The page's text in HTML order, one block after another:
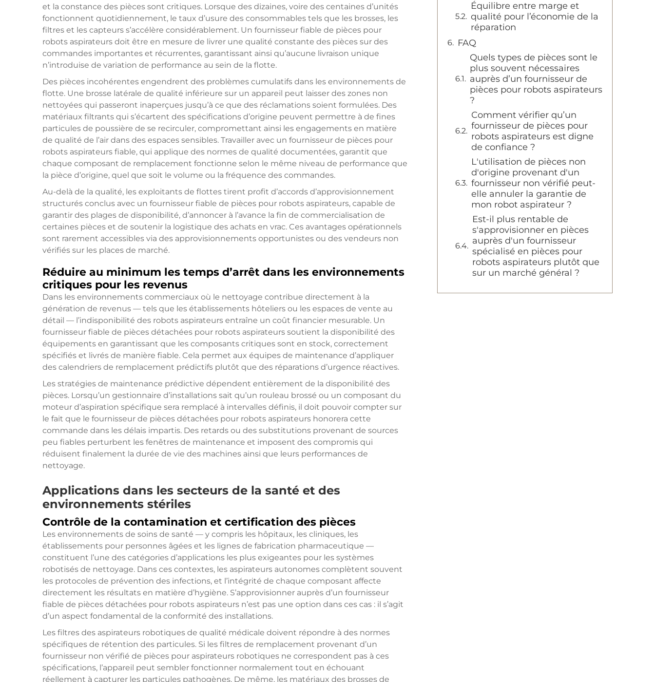
et la constance des pièces sont critiques. Lorsque des dizaines, voire des centaines d’unités
fonctionnent quotidiennement, le taux d’usure des consommables tels que les brosses, les
filtres et les capteurs s’accélère considérablement. Un fournisseur fiable de pièces pour
robots aspirateurs doit être en mesure de livrer une qualité constante des pièces sur des
commandes importantes et récurrentes, garantissant ainsi qu’aucune livraison unique
n’introduise de variation de performance au sein de la flotte.
Des pièces incohérentes engendrent des problèmes cumulatifs dans les environnements de
flotte. Une brosse latérale de qualité inférieure sur un appareil peut laisser des zones non
nettoyées qui passeront inaperçues jusqu’à ce que des réclamations soient formulées. Des
matériaux filtrants qui s’écartent des spécifications d’origine peuvent permettre à de fines
particules de poussière de se recirculer, compromettant ainsi les engagements en matière
de qualité de l’air dans des espaces sensibles. Travailler avec un fournisseur de pièces pour
robots aspirateurs fiable, qui applique des normes de qualité documentées, garantit que
chaque composant de remplacement fonctionne selon le même niveau de performance que
la pièce d’origine, quel que soit le volume ou la fréquence des commandes.
Au-delà de la qualité, les exploitants de flottes tirent profit d’accords d’approvisionnement
structurés conclus avec un fournisseur fiable de pièces pour robots aspirateurs, capable de
garantir des plages de disponibilité, d’annoncer à l’avance la fin de commercialisation de
certaines pièces et de soutenir la logistique des achats en vrac. Ces avantages opérationnels
sont rarement accessibles via des approvisionnements opportunistes ou des vendeurs non
vérifiés sur les places de marché.
Réduire au minimum les temps d’arrêt dans les environnements
critiques pour les revenus
Dans les environnements commerciaux où le nettoyage contribue directement à la
génération de revenus — tels que les établissements hôteliers ou les espaces de vente au
détail — l’indisponibilité des robots aspirateurs entraîne un coût financier mesurable. Un
fournisseur fiable de pièces détachées pour robots aspirateurs soutient la disponibilité des
équipements en garantissant que les composants critiques sont en stock, correctement
spécifiés et livrés de manière fiable. Cela permet aux équipes de maintenance d’appliquer
des calendriers de remplacement prédictifs plutôt que des réparations d’urgence réactives.
Les stratégies de maintenance prédictive dépendent entièrement de la disponibilité des
pièces. Lorsqu’un gestionnaire d’installations sait qu’un rouleau brossé ou un composant du
moteur d’aspiration spécifique sera remplacé à intervalles définis, il doit pouvoir compter sur
le fait que le fournisseur de pièces détachées pour robots aspirateurs honorera cette
commande dans les délais impartis. Des retards ou des substitutions provenant de sources
peu fiables perturbent les fenêtres de maintenance et imposent des compromis qui
réduisent finalement la durée de vie des machines ainsi que leurs performances de
nettoyage.
Applications dans les secteurs de la santé et des
environnements stériles
Contrôle de la contamination et certification des pièces
Les environnements de soins de santé — y compris les hôpitaux, les cliniques, les
établissements pour personnes âgées et les lignes de fabrication pharmaceutique —
constituent l’une des catégories d’applications les plus exigeantes pour les systèmes
robotisés de nettoyage. Dans ces contextes, les aspirateurs autonomes complètent souvent
les protocoles de prévention des infections, et l’intégrité de chaque composant affecte
directement les résultats en matière d’hygiène. S’approvisionner auprès d’un fournisseur
fiable de pièces détachées pour robots aspirateurs n’est pas une option dans ces cas : il s’agit
d’un aspect fondamental de la conformité des installations.
Les filtres des aspirateurs robotiques de qualité médicale doivent répondre à des normes
spécifiques de rétention des particules. Si les filtres de remplacement provenant d’un
fournisseur non vérifié de pièces pour aspirateurs robotiques ne correspondent pas à ces
spécifications, l’appareil peut sembler fonctionner normalement tout en échouant
réellement à capturer les particules pathogènes. De même, les matériaux des brosses de
Équilibre entre marge et
qualité pour l’économie de la
réparation
FAQ
Quels types de pièces sont le
plus souvent nécessaires
auprès d’un fournisseur de
pièces pour robots aspirateurs
?
Comment vérifier qu’un
fournisseur de pièces pour
robots aspirateurs est digne
de confiance ?
L'utilisation de pièces non
d'origine provenant d'un
fournisseur non vérifié peut-
elle annuler la garantie de
mon robot aspirateur ?
Est-il plus rentable de
s'approvisionner en pièces
auprès d'un fournisseur
spécialisé en pièces pour
robots aspirateurs plutôt que
sur un marché général ?